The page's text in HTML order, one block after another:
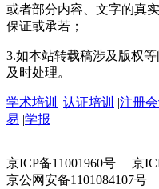
或者部分内容、文字的真
保证或承若；
3.如本站转载稿涉及版权
及时处理。
学术培训 |认证培训 |注册
易 |学报
京ICP备11001960号 京
京公网安备1101084107